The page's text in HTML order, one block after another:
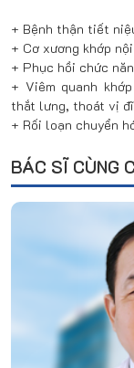
+ Bệnh thận tiết
+ Cơ xương khớp
+ Phục hồi chức
+ Viêm quanh
thắt lưng, thoát vị
+ Rối loạn chuyển
BÁC SĨ CÙNG